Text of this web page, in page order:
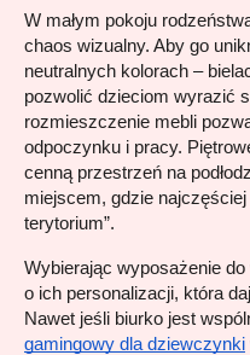
W małym pokoju
chaos wizualny. Aby go
neutralnych kolorach –
pozwolić dzieciom wyrazić
rozmieszczenie mebli
odpoczynku i pracy.
cenną przestrzeń na
miejscem, gdzie najczęściej
terytorium”.
Wybierając wyposażenie
o ich personalizacji, która
Nawet jeśli biurko jest
gamingowy dla dziewczynki